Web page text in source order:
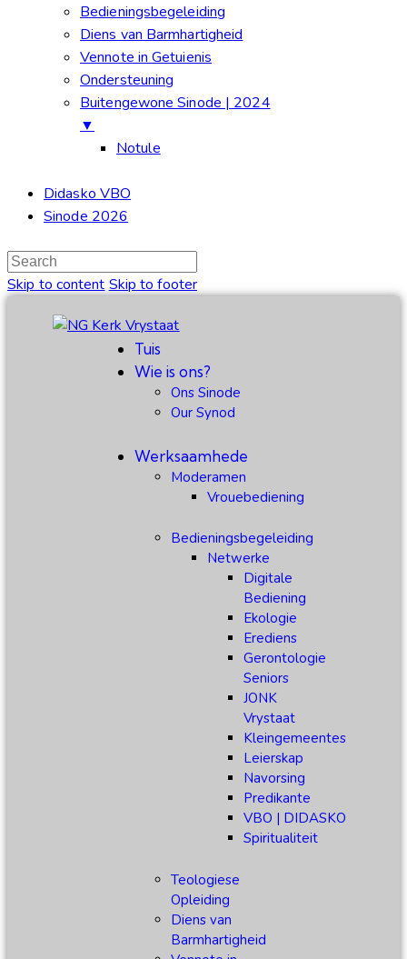
Bedieningsbegeleiding
Diens van Barmhartigheid
Vennote in Getuienis
Ondersteuning
Buitengewone Sinode | 2024
▼
Notule
Didasko VBO
Sinode 2026
Skip to content Skip to footer
Tuis
Wie is ons?
Ons Sinode
Our Synod
Werksaamhede
Moderamen
Vrouebediening
Bedieningsbegeleiding
Netwerke
Digitale
Bediening
Ekologie
Erediens
Gerontologie
Seniors
JONK
Vrystaat
Kleingemeentes
Leierskap
Navorsing
Predikante
VBO | DIDASKO
Spiritualiteit
Teologiese
Opleiding
Diens van
Barmhartigheid